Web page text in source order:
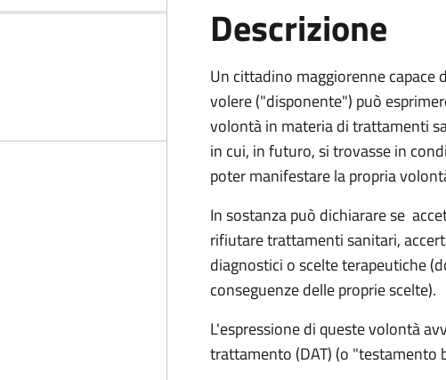
Descrizione
Un cittadino maggiorenne capace
volere ("disponente") può
volontà in materia di trattamenti
in cui, in futuro, si trovasse in
poter manifestare la propria
In sostanza può dichiarare se
rifiutare trattamenti sanitari,
diagnostici o scelte terapeutiche
conseguenze delle proprie scelte).
L'espressione di queste volontà
trattamento (DAT) (o